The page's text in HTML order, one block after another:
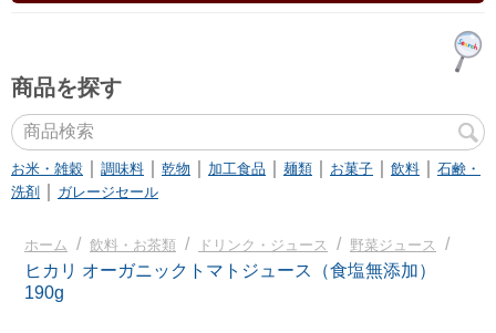
商品を探す
お米・雑穀 調味料 乾物 加工食品 麺類 お菓子 飲料
石鹸・
洗剤
ガレージセール
ホーム / 飲料・お茶類 / ドリンク・ジュース / 野菜ジュース
/
ヒカリ オーガニックトマトジュース（食塩無添加）
190g